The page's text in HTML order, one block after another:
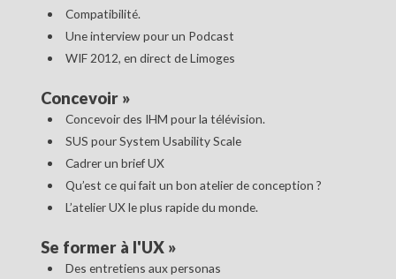
Compatibilité.
Une interview pour un Podcast
WIF 2012, en direct de Limoges
Concevoir»
Concevoir des IHM pour la télévision.
SUS pour System Usability Scale
Cadrer un brief UX
Qu’est ce qui fait un bon atelier de conception ?
L’atelier UX le plus rapide du monde.
Se former à l'UX»
Des entretiens aux personas